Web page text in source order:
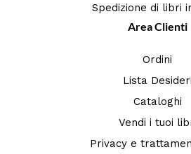
Spedizione di libri
Area Clienti
Ordini
Lista Desideri
Cataloghi
Vendi i tuoi
Privacy e